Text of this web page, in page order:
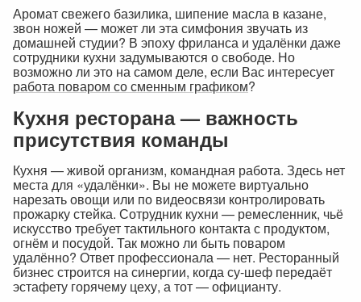
Аромат свежего базилика, шипение масла в казане,
звон ножей — может ли эта симфония звучать из
домашней студии? В эпоху фриланса и удалёнки даже
сотрудники кухни задумываются о свободе. Но
возможно ли это на самом деле, если Вас интересует
работа поваром со сменным графиком?
Кухня ресторана — важность
присутствия команды
Кухня — живой организм, командная работа. Здесь нет
места для «удалёнки». Вы не можете виртуально
нарезать овощи или по видеосвязи контролировать
прожарку стейка. Сотрудник кухни — ремесленник, чьё
искусство требует тактильного контакта с продуктом,
огнём и посудой. Так можно ли быть поваром
удалённо? Ответ профессионала — нет. Ресторанный
бизнес строится на синергии, когда су-шеф передаёт
эстафету горячему цеху, а тот — официанту.